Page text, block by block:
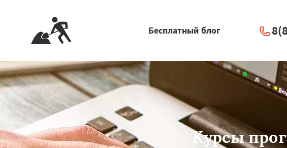
Бесплатный блог
Курсы